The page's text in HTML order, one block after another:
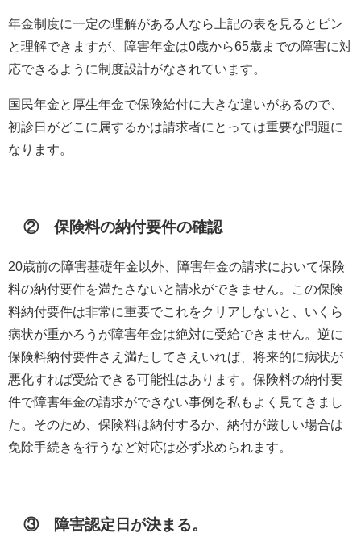
年金制度に一定の理解がある人なら上記の表を見るとピン
と理解できますが、障害年金は0歳から65歳までの障害に対
応できるように制度設計がなされています。
国民年金と厚生年金で保険給付に大きな違いがあるので、
初診日がどこに属するかは請求者にとっては重要な問題に
なります。
② 保険料の納付要件の確認
20歳前の障害基礎年金以外、障害年金の請求において保険
料の納付要件を満たさないと請求ができません。この保険
料納付要件は非常に重要でこれをクリアしないと、いくら
病状が重かろうが障害年金は絶対に受給できません。逆に
保険料納付要件さえ満たしてさえいれば、将来的に病状が
悪化すれば受給できる可能性はあります。保険料の納付要
件で障害年金の請求ができない事例を私もよく見てきまし
た。そのため、保険料は納付するか、納付が厳しい場合は
免除手続きを行うなど対応は必ず求められます。
③ 障害認定日が決まる。